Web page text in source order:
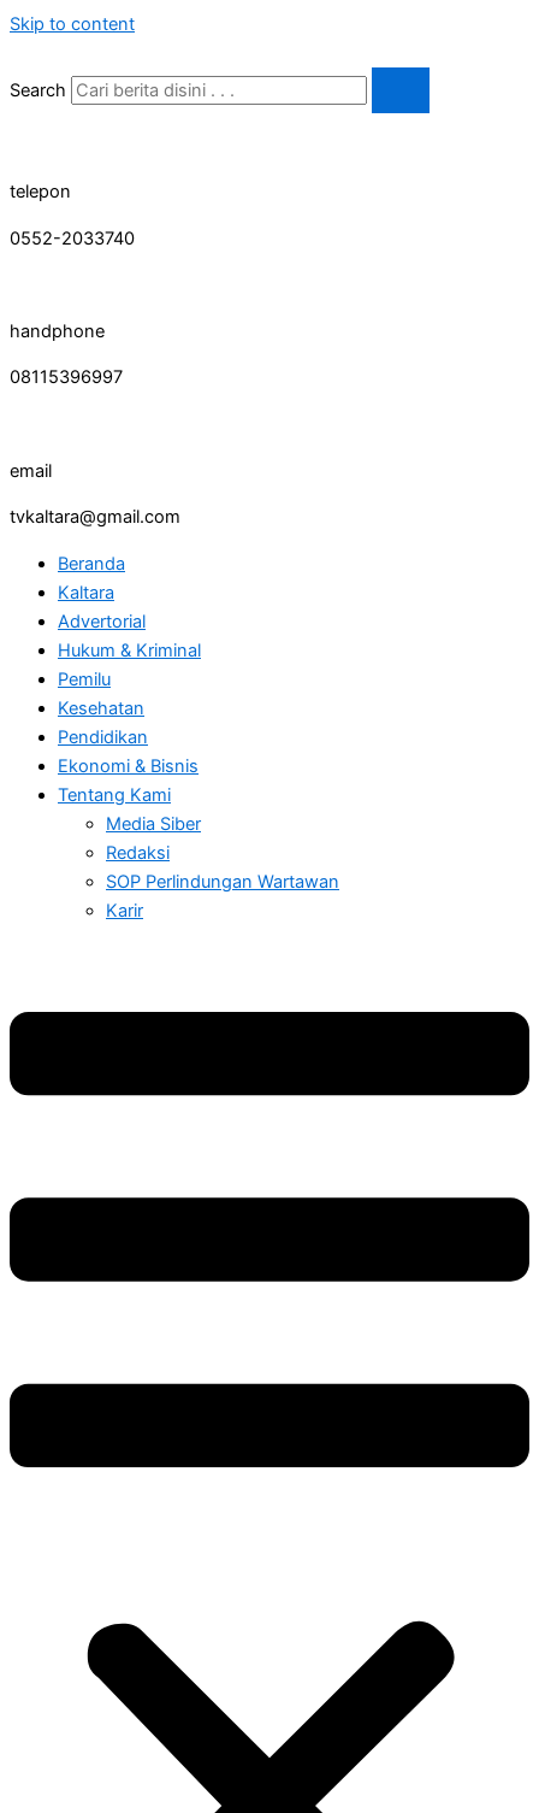
Skip to content
Search
telepon
0552-2033740
handphone
08115396997
email
tvkaltara@gmail.com
Beranda
Kaltara
Advertorial
Hukum & Kriminal
Pemilu
Kesehatan
Pendidikan
Ekonomi & Bisnis
Tentang Kami
Media Siber
Redaksi
SOP Perlindungan Wartawan
Karir